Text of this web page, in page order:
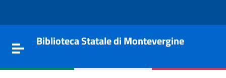
Toggle navigation
Biblioteca Statale di Montevergine